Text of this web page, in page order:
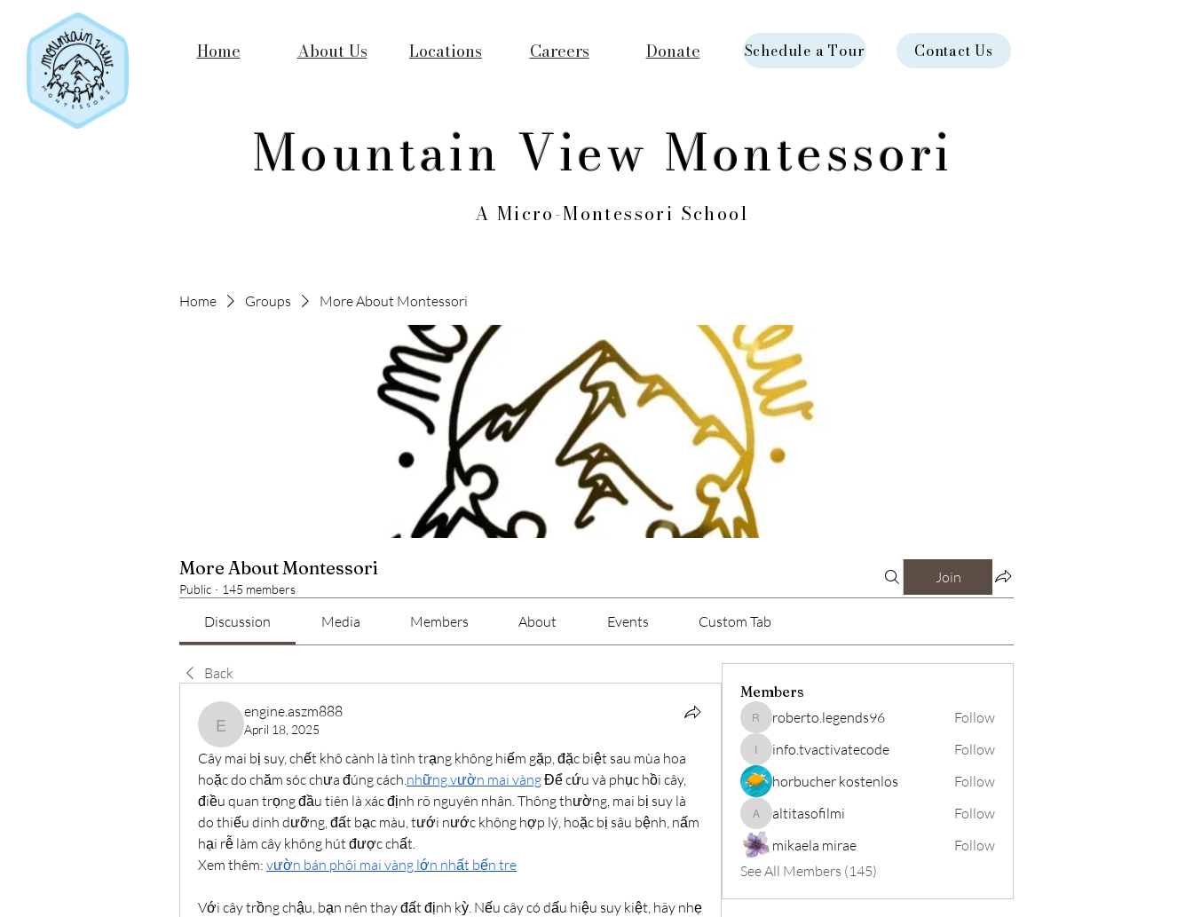
Home About Us Locations Careers Donate Schedule a Tour Contact Us
Mountain View Montessori
A Micro-Montessori School
Home Groups More About Montessori
More About Montessori
Public · 145 members
Join
Discussion Media Members About Events Custom Tab
Back
engine.aszm888
engine.aszm888
April 18, 2025
Cây mai bị suy, chết khô cành là tình trạng không hiếm gặp, đặc biệt sau mùa hoa
hoặc do chăm sóc chưa đúng cách.những vườn mai vàng Để cứu và phục hồi cây,
điều quan trọng đầu tiên là xác định rõ nguyên nhân. Thông thường, mai bị suy là
do thiếu dinh dưỡng, đất bạc màu, tưới nước không hợp lý, hoặc bị sâu bệnh, nấm
hại rễ làm cây không hút được chất.
Xem thêm: vườn bán phôi mai vàng lớn nhất bến tre
Với cây trồng chậu, bạn nên thay đất định kỳ. Nếu cây có dấu hiệu suy kiệt, hãy nhẹ
Members
roberto.legends96
roberto.legends96 Follow
info.tvactivatecode
info.tvactivatecode
Follow
horbucher kostenlos
Follow
altitasofilmi
altitasofilmi
Follow
mikaela mirae
Follow
See All Members (145)